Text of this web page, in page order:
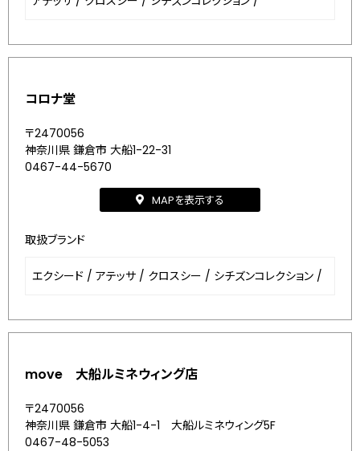
コロナ堂
〒2470056
神奈川県 鎌倉市 大船1-22-31
0467-44-5670
MAPを表示する
取扱ブランド
エクシード / アテッサ / クロスシー / シチズンコレクション /
move 大船ルミネウィング店
〒2470056
神奈川県 鎌倉市 大船1-4-1 大船ルミネウィング5F
0467-48-5053